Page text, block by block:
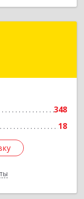
348
18
Сибирское г,